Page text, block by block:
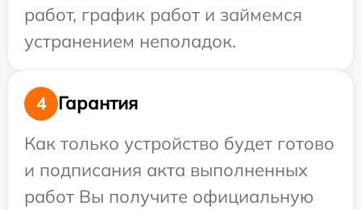
работ, график работ и займемся
устранением неполадок.
4
Гарантия
Как только устройство будет готово
и подписания акта выполненных
работ Вы получите официальную